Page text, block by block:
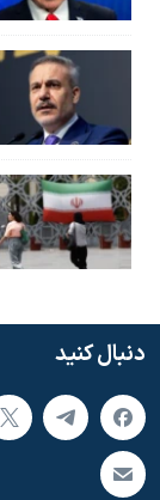
دنبال کنید